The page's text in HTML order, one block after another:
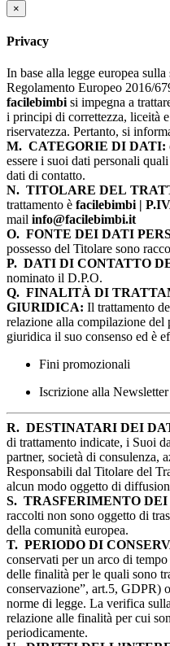
×
Privacy
In base alla legge europea
Regolamento Europeo 2016/
facilebimbi si impegna a
i principi di correttezza, liceità
riservatezza. Pertanto, si
M. CATEGORIE DI DATI:
essere i suoi dati personali
dati di contatto.
N. TITOLARE DEL
trattamento è facilebimbi |
mail info@facilebimbi.it
O. FONTE DEI DATI
possesso del Titolare sono
P. DATI DI CONTATTO
nominato il D.P.O.
Q. FINALITÀ DI
GIURIDICA: Il trattamento
relazione alla compilazione del
giuridica il suo consenso ed è
Fini promozionali
Iscrizione alla Newsletter
R. DESTINATARI DEI
di trattamento indicate, i Suoi
partner, società di consulenza,
Responsabili dal Titolare del
alcun modo oggetto di
S. TRASFERIMENTO
raccolti non sono oggetto di
della comunità europea.
T. PERIODO DI
conservati per un arco di
delle finalità per le quali sono
conservazione”, art.5, GDPR)
norme di legge. La verifica
relazione alle finalità per cui
periodicamente.